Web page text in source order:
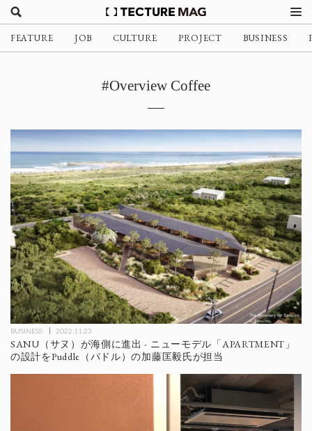
FEATURE JOB CULTURE PROJECT BUSINESS
#Overview Coffee
BUSINESS 2022.11.23
SANU（サヌ）が海側に進出 - ニューモデル「APARTMENT」
の設計をPuddle（パドル）の加藤匡毅氏が担当